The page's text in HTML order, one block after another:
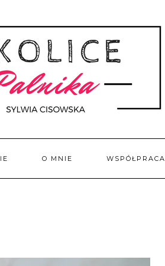
O MNIE WSPÓŁPRACA